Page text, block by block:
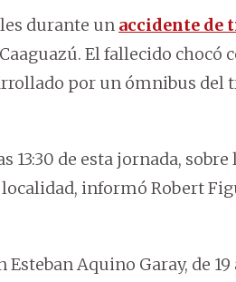
durante un accidente de
El fallecido chocó
por un ómnibus del
de esta jornada, sobre
informó Robert
Aquino Garay, de